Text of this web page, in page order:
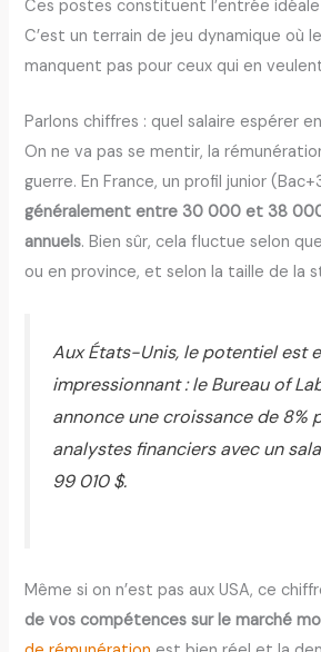
Ces postes constituent l’entrée
C’est un terrain de jeu dynamique où
manquent pas pour ceux qui en
Parlons chiffres : quel salaire espérer
On ne va pas se mentir, la
guerre. En France, un profil junior
généralement entre 30 000 et 38
annuels. Bien sûr, cela fluctue selon
ou en province, et selon la taille de la
Aux États-Unis, le potentiel est
impressionnant : le Bureau of
annonce une croissance de 8%
analystes financiers avec un
99 010 $.
Même si on n’est pas aux USA, ce
de vos compétences sur le marché